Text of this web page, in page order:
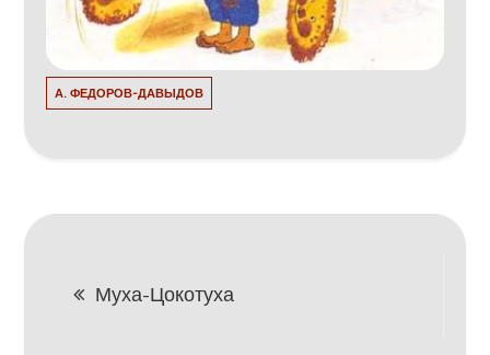
А. ФЕДОРОВ-ДАВЫДОВ
Навигация
Муха-Цокотуха